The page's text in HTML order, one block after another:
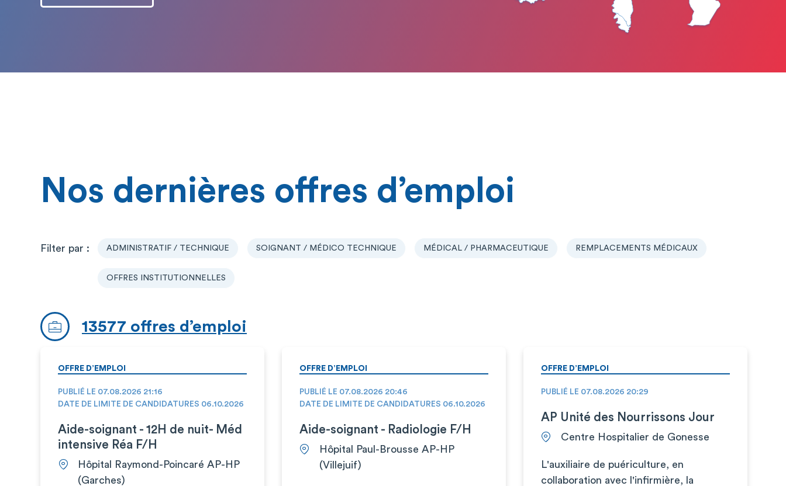
Nos dernières offres d’emploi
ADMINISTRATIF / TECHNIQUE SOIGNANT / MÉDICO TECHNIQUE MÉDICAL / PHARMACEUTIQUE REMPLACEMENTS MÉDICAUX
OFFRES INSTITUTIONNELLES
13577 offres d’emploi
OFFRE D’EMPLOI
PUBLIÉ LE 07.08.2026 21:16
DATE DE LIMITE DE CANDIDATURES 06.10.2026
Aide-soignant - 12H de nuit- Méd
intensive Réa F/H
Hôpital Raymond-Poincaré AP-HP
(Garches)
OFFRE D’EMPLOI
PUBLIÉ LE 07.08.2026 20:46
DATE DE LIMITE DE CANDIDATURES 06.10.2026
Aide-soignant - Radiologie F/H
Hôpital Paul-Brousse AP-HP
(Villejuif)
OFFRE D’EMPLOI
PUBLIÉ LE 07.08.2026 20:29
AP Unité des Nourrissons Jour
Centre Hospitalier de Gonesse
L'auxiliaire de puériculture, en
collaboration avec l'infirmière, la